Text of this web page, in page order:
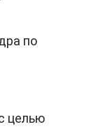
по
целью